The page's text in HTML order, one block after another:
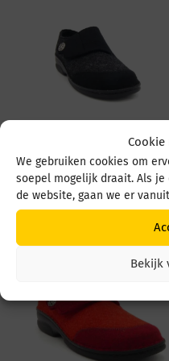
We gebruiken cookies om
soepel mogelijk draait. Als
de website, gaan we er
Bekijk
Berkemann Jarla
03558 025 Zwart
€109,95